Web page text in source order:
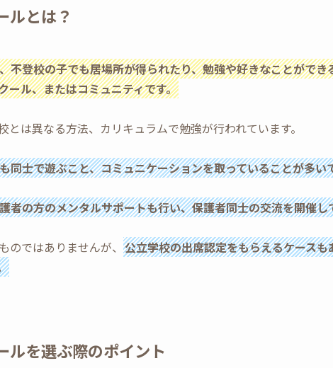
ルとは？
不登校の子でも居場所が得られたり、勉強や好きなことがで
ール、またはコミュニティです。
とは異なる方法、カリキュラムで勉強が行われています。
同士で遊ぶこと、コミュニケーションを取っていることが多い
者の方のメンタルサポートも行い、保護者同士の交流を開催し
のではありませんが、 公立学校の出席認定をもらえるケース
ルを選ぶ際のポイント